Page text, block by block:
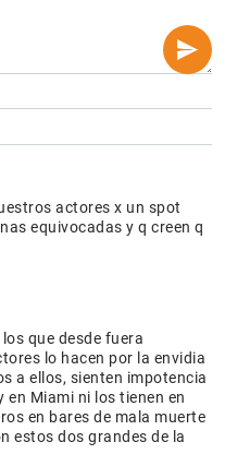
actores x un spot
equivocadas y q creen q
que desde fuera
lo hacen por la envidia
a ellos, sienten impotencia
en Miami ni los tienen en
en bares de mala muerte
estos dos grandes de la